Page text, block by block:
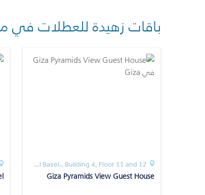
باقات زهيدة للعطلات في
Afify , Abd Al Aziz Al Basel., Building 4, Floor 11 and 12
Giza Pyramids View Guest House